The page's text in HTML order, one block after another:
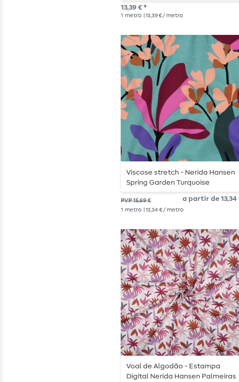
13,39 € *
1 metro | 13,39 € / metro
Viscose stretch - Nerida Hansen
Spring Garden Turquoise
PVP 15,69 € a partir de 13,34
1 metro | 13,34 € / metro
Voal de Algodão - Estampa
Digital Nerida Hansen Palmeiras